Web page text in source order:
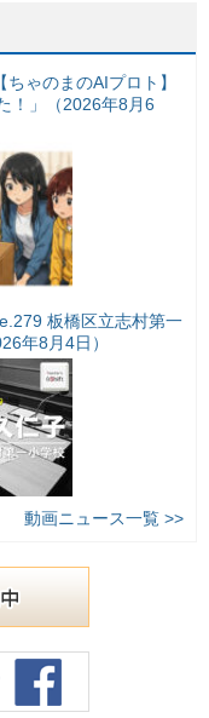
ゃのまのAIプロト】
！」（2026年8月6
板橋区立志村第一
年8月4日）
動画ニュース一覧 >>